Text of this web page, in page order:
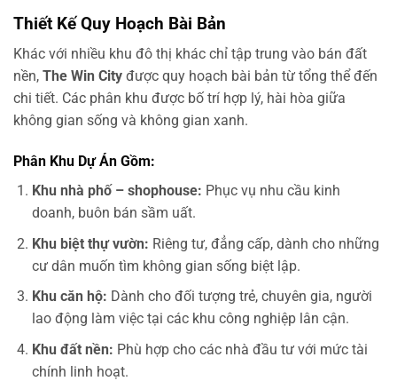
Thiết Kế Quy Hoạch Bài Bản
Khác với nhiều khu đô thị khác chỉ tập trung vào bán đất
nền, The Win City được quy hoạch bài bản từ tổng thể đến
chi tiết. Các phân khu được bố trí hợp lý, hài hòa giữa
không gian sống và không gian xanh.
Phân Khu Dự Án Gồm:
Khu nhà phố – shophouse: Phục vụ nhu cầu kinh
doanh, buôn bán sầm uất.
Khu biệt thự vườn: Riêng tư, đẳng cấp, dành cho những
cư dân muốn tìm không gian sống biệt lập.
Khu căn hộ: Dành cho đối tượng trẻ, chuyên gia, người
lao động làm việc tại các khu công nghiệp lân cận.
Khu đất nền: Phù hợp cho các nhà đầu tư với mức tài
chính linh hoạt.